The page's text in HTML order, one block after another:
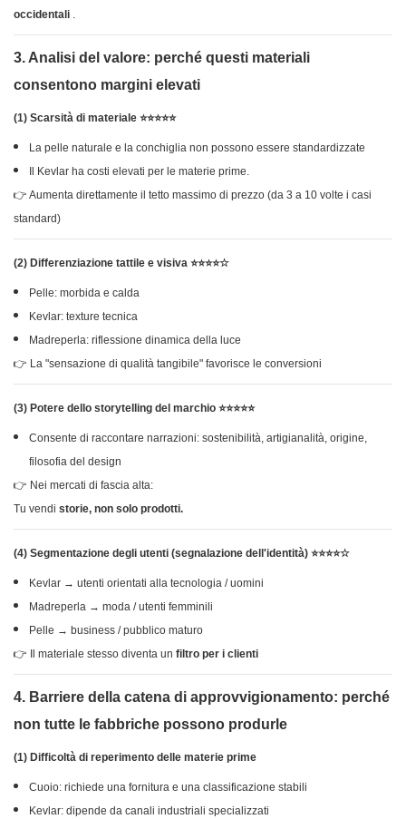
occidentali .
3. Analisi del valore: perché questi materiali
consentono margini elevati
(1) Scarsità di materiale ⭐⭐⭐⭐⭐
La pelle naturale e la conchiglia non possono essere standardizzate
Il Kevlar ha costi elevati per le materie prime.
👉 Aumenta direttamente il tetto massimo di prezzo (da 3 a 10 volte i casi
standard)
(2) Differenziazione tattile e visiva ⭐⭐⭐⭐☆
Pelle: morbida e calda
Kevlar: texture tecnica
Madreperla: riflessione dinamica della luce
👉 La "sensazione di qualità tangibile" favorisce le conversioni
(3) Potere dello storytelling del marchio ⭐⭐⭐⭐⭐
Consente di raccontare narrazioni: sostenibilità, artigianalità, origine,
filosofia del design
👉 Nei mercati di fascia alta:
Tu vendi storie, non solo prodotti.
(4) Segmentazione degli utenti (segnalazione dell'identità) ⭐⭐⭐⭐☆
Kevlar → utenti orientati alla tecnologia / uomini
Madreperla → moda / utenti femminili
Pelle → business / pubblico maturo
👉 Il materiale stesso diventa un filtro per i clienti
4. Barriere della catena di approvvigionamento: perché
non tutte le fabbriche possono produrle
(1) Difficoltà di reperimento delle materie prime
Cuoio: richiede una fornitura e una classificazione stabili
Kevlar: dipende da canali industriali specializzati